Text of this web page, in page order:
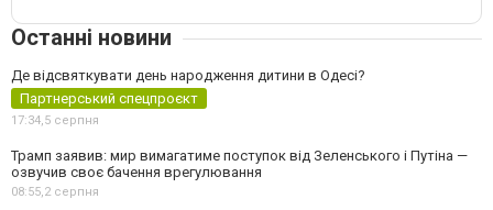
Останні новини
Де відсвяткувати день народження дитини в Одесі?
Партнерський спецпроєкт
17:34,5 серпня
Трамп заявив: мир вимагатиме поступок від Зеленського і Путіна —
озвучив своє бачення врегулювання
08:55,2 серпня